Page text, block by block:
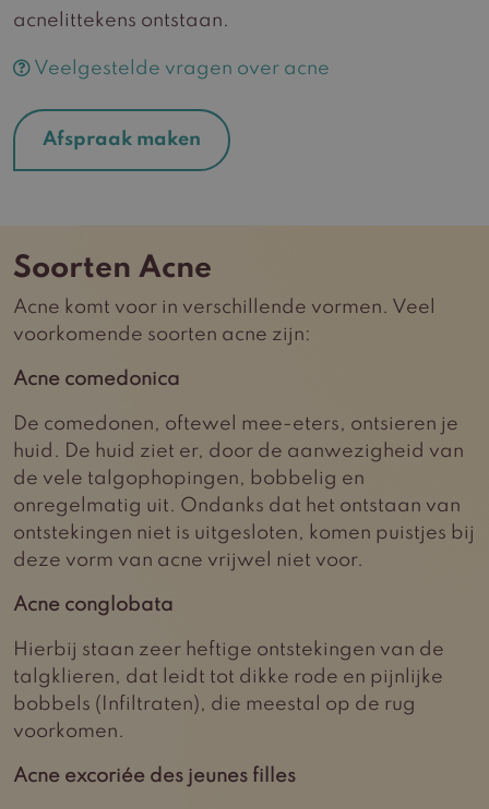
acnelittekens ontstaan.
Veelgestelde vragen over acne
Afspraak maken
Soorten Acne
Acne komt voor in verschillende vormen. Veel
voorkomende soorten acne zijn:
Acne comedonica
De comedonen, oftewel mee-eters, ontsieren je
huid. De huid ziet er, door de aanwezigheid van
de vele talgophopingen, bobbelig en
onregelmatig uit. Ondanks dat het ontstaan van
ontstekingen niet is uitgesloten, komen puistjes bij
deze vorm van acne vrijwel niet voor.
Acne conglobata
Hierbij staan zeer heftige ontstekingen van de
talgklieren, dat leidt tot dikke rode en pijnlijke
bobbels (Infiltraten), die meestal op de rug
voorkomen.
Acne excoriée des jeunes filles